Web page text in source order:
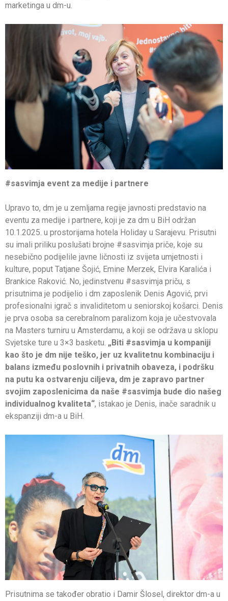
marketinga u dm-u.
#sasvimja event za medije i partnere
Upravo to, dm je u zemljama regije javnosti predstavio na
eventu za medije i partnere, koji je za dm u BiH održan
10.1.2025. u prostorijama hotela Holiday u Sarajevu. Prisutni
su imali priliku poslušati brojne #sasvimja priče, koje su
nesebično podijelile javne ličnosti iz svijeta umjetnosti i
kulture, poput Tatjane Šojić, Emine Merzek, Elvira Karalića i
Brankice Raković. No, jedinstvenu #sasvimja priču, s
prisutnima je podijelio i dm zaposlenik Denis Agović, prvi
profesionalni igrač s invaliditetom u seniorskoj košarci. Denis
je prva osoba sa cerebralnom paralizom koja je učestvovala
na Masters turniru u Amsterdamu, a koji se održava u sklopu
Svjetske ture u 3×3 basketu. „Biti #sasvimja u kompaniji
kao što je dm nije teško, jer uz kvalitetnu kombinaciju i
balans između poslovnih i privatnih obaveza, i podršku
na putu ka ostvarenju ciljeva, dm je zapravo partner
svojim zaposlenicima da naše #sasvimja bude dio našeg
individualnog kvaliteta“, istakao je Denis, inače saradnik u
ekspanziji dm-a u BiH.
Prisutnima se također obratio i Damir Šlosel, direktor dm-a u